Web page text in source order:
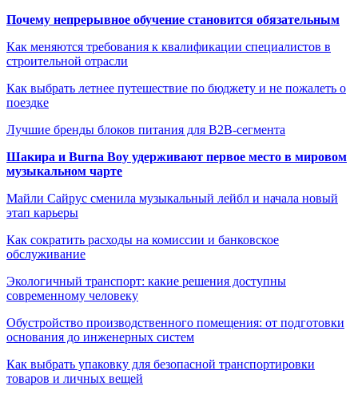
Почему непрерывное обучение становится обязательным
Как меняются требования к квалификации специалистов в
строительной отрасли
Как выбрать летнее путешествие по бюджету и не пожалеть о
поездке
Лучшие бренды блоков питания для B2B-сегмента
Шакира и Burna Boy удерживают первое место в мировом
музыкальном чарте
Майли Сайрус сменила музыкальный лейбл и начала новый
этап карьеры
Как сократить расходы на комиссии и банковское
обслуживание
Экологичный транспорт: какие решения доступны
современному человеку
Обустройство производственного помещения: от подготовки
основания до инженерных систем
Как выбрать упаковку для безопасной транспортировки
товаров и личных вещей